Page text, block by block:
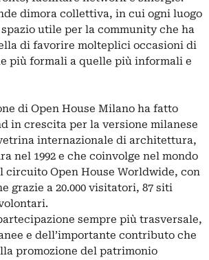
dimora collettiva, in cui ogni luogo
utile per la community che ha
di favorire molteplici occasioni di
più formali a quelle più informali e
di Open House Milano ha fatto
in crescita per la versione milanese
internazionale di architettura,
nel 1992 e che coinvolge nel mondo
circuito Open House Worldwide, con
grazie a 20.000 visitatori, 87 siti
sempre più trasversale,
e dell’importante contributo che
promozione del patrimonio